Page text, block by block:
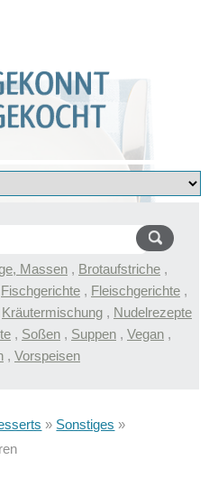
Massen , Brotaufstriche ,
Fischgerichte , Fleischgerichte ,
Kräutermischung , Nudelrezepte
, Soßen , Suppen , Vegan ,
, Vorspeisen
» Sonstiges »